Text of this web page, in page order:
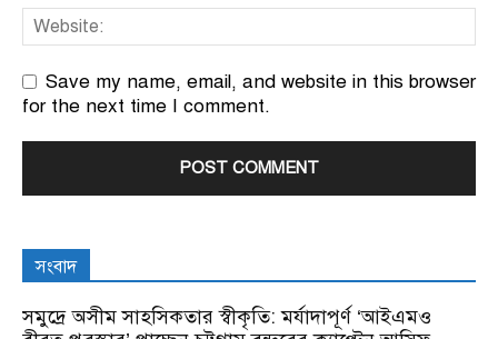
Save my name, email, and website in this browser
for the next time I comment.
সংবাদ
সমুদ্রে অসীম সাহসিকতার স্বীকৃতি: মর্যাদাপূর্ণ ‘আইএমও